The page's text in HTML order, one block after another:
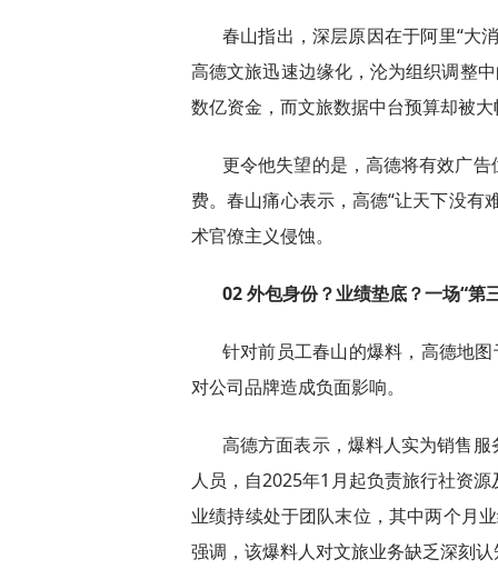
春山指出，深层原因在于阿里“大
高德文旅迅速边缘化，沦为组织调整
数亿资金，而文旅数据中台预算却被
更令他失望的是，高德将有效广
费。春山痛心表示，高德“让天下没有
术官僚主义侵蚀。
02 外包身份？业绩垫底？一场“第
针对前员工春山的爆料，高德地
对公司品牌造成负面影响。
高德方面表示，爆料人实为销售
人员，自2025年1月起负责旅行社资
业绩持续处于团队末位，其中两个月
强调，该爆料人对文旅业务缺乏深刻